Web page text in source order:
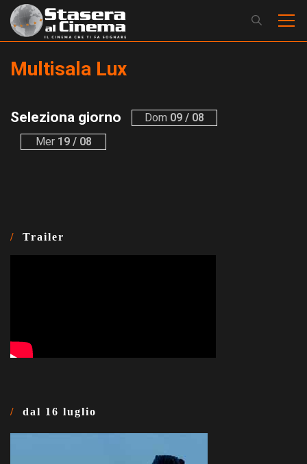
Multisala Lux
Seleziona giorno Dom 09 / 08
Mer19 / 08
Trailer
dal 16 luglio